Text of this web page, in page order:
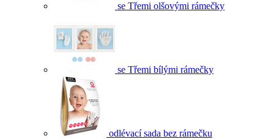
se Třemi olšovými rámečky
se Třemi bílými rámečky
odlévací sada bez rámečku